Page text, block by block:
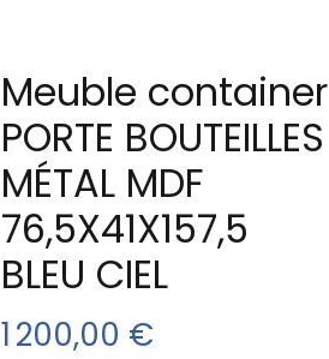
Meuble container
PORTE BOUTEILLES
MÉTAL MDF
76,5X41X157,5
BLEU CIEL
1 200,00 €